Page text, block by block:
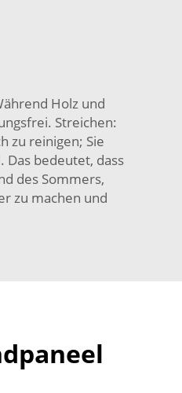
Holz und
Streichen:
zu reinigen; Sie
bedeutet, dass
des Sommers,
zu machen und